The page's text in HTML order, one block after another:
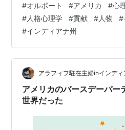
しました。 オルポートは、人
な側面の統合された全体」と定
は「個人の固有の行動様式」で
泉であると主張しました。さ
は生まれつきのものではなく
て形成されるものであるとしま
#オルポート #アメリカ #心
#人格心理学 #貢献 #人物 #
#インディアナ州
アラフィフ駐在主婦inインディ
アメリカのバースデーパー
世界だった